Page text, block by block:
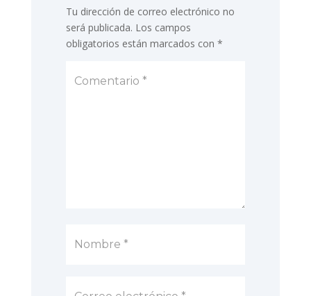
Tu dirección de correo electrónico no
será publicada. Los campos
obligatorios están marcados con *